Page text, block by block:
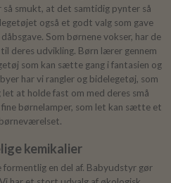
så smukt, at det samtidig pynter så
også et godt valg som gave
Som børnene vokser, har de
deres udvikling. Børn lærer gennem
som kan sætte gang i fantasien og
har vi rangler og bidelegetøj, som
at holde fast om med deres små
børnelamper, som let kan sætte et
kemikalier
en del af. Babyudstyr gør